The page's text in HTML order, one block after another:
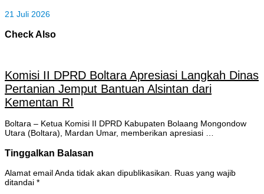
21 Juli 2026
Check Also
Komisi II DPRD Boltara Apresiasi Langkah Dinas
Pertanian Jemput Bantuan Alsintan dari
Kementan RI
Boltara – Ketua Komisi II DPRD Kabupaten Bolaang Mongondow
Utara (Boltara), Mardan Umar, memberikan apresiasi …
Tinggalkan Balasan
Alamat email Anda tidak akan dipublikasikan.
Ruas yang wajib
ditandai *